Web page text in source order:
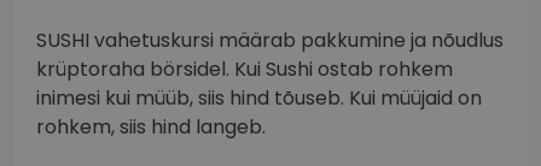
SUSHI vahetuskursi määrab pakkumine ja nõudlus
krüptoraha börsidel. Kui Sushi ostab rohkem
inimesi kui müüb, siis hind tõuseb. Kui müüjaid on
rohkem, siis hind langeb.